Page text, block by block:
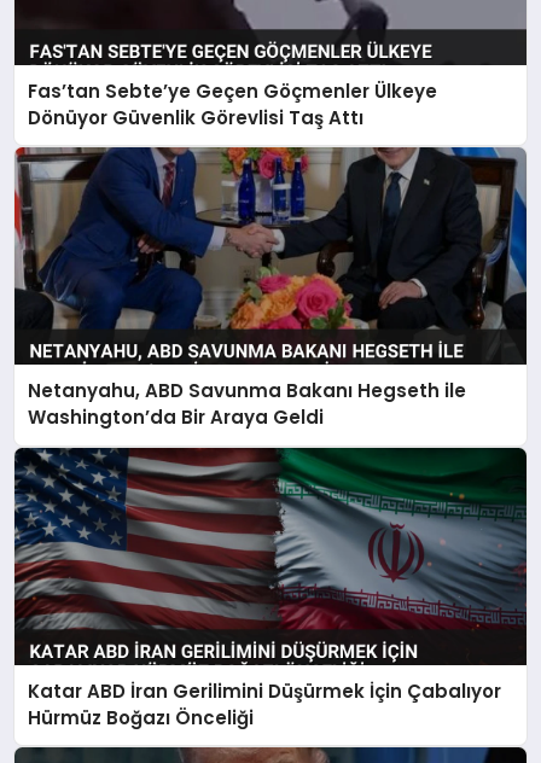
Fas’tan Sebte’ye Geçen Göçmenler Ülkeye
Dönüyor Güvenlik Görevlisi Taş Attı
Netanyahu, ABD Savunma Bakanı Hegseth ile
Washington’da Bir Araya Geldi
Katar ABD İran Gerilimini Düşürmek İçin Çabalıyor
Hürmüz Boğazı Önceliği